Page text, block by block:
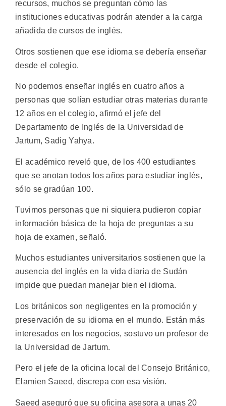
recursos, muchos se preguntan cómo las
instituciones educativas podrán atender a la carga
añadida de cursos de inglés.
Otros sostienen que ese idioma se debería enseñar
desde el colegio.
No podemos enseñar inglés en cuatro años a
personas que solían estudiar otras materias durante
12 años en el colegio, afirmó el jefe del
Departamento de Inglés de la Universidad de
Jartum, Sadig Yahya.
El académico reveló que, de los 400 estudiantes
que se anotan todos los años para estudiar inglés,
sólo se gradúan 100.
Tuvimos personas que ni siquiera pudieron copiar
información básica de la hoja de preguntas a su
hoja de examen, señaló.
Muchos estudiantes universitarios sostienen que la
ausencia del inglés en la vida diaria de Sudán
impide que puedan manejar bien el idioma.
Los británicos son negligentes en la promoción y
preservación de su idioma en el mundo. Están más
interesados en los negocios, sostuvo un profesor de
la Universidad de Jartum.
Pero el jefe de la oficina local del Consejo Británico,
Elamien Saeed, discrepa con esa visión.
Saeed aseguró que su oficina asesora a unas 20